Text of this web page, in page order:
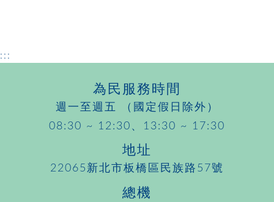
:::
為民服務時間
週一至週五 （國定假日除外）
08:30 ~ 12:30、13:30 ~ 17:30
地址
22065新北市板橋區民族路57號
總機